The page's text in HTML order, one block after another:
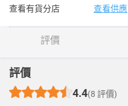
查看有貨分店 查看供應
評價
評價
4.4(8 評價)